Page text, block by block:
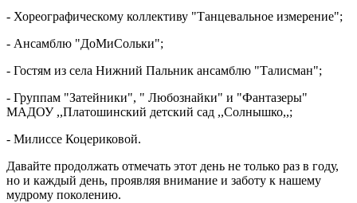
- Хореографическому коллективу "Танцевальное измерение";
- Ансамблю "ДоМиСольки";
- Гостям из села Нижний Пальник ансамблю "Талисман";
- Группам "Затейники", " Любознайки" и "Фантазеры"
МАДОУ ,,Платошинский детский сад ,,Солнышко,,;
- Милиссе Коцериковой.
Давайте продолжать отмечать этот день не только раз в году,
но и каждый день, проявляя внимание и заботу к нашему
мудрому поколению.